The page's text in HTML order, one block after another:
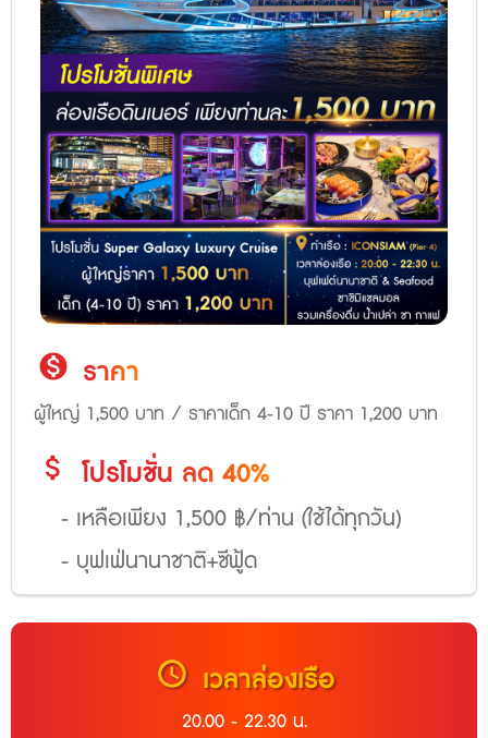
monetization_on ราคา
ผู้ใหญ่ 1,500 บาท / ราคาเด็ก 4-10 ปี ราคา 1,200 บาท
attach_money โปรโมชั่น ลด 40%
- เหลือเพียง 1,500 ฿/ท่าน (ใช้ได้ทุกวัน)
- บุฟเฟ่นานาชาติ+ซีฟู้ด
schedule เวลาล่องเรือ
20.00 - 22.30 น.